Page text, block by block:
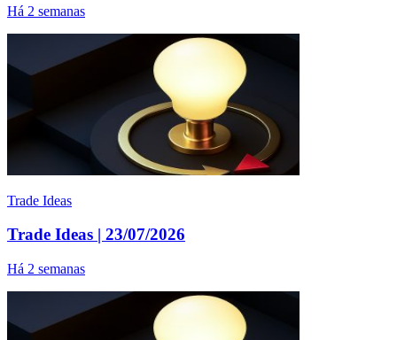
Há 2 semanas
Trade Ideas
Trade Ideas | 23/07/2026
Há 2 semanas